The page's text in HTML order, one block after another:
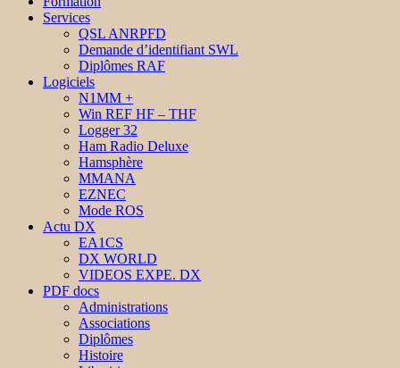
Services
QSL ANRPFD
Demande d’identifiant SWL
Diplômes RAF
Logiciels
N1MM +
Win REF HF – THF
Logger 32
Ham Radio Deluxe
Hamsphère
MMANA
EZNEC
Mode ROS
Actu DX
EA1CS
DX WORLD
VIDEOS EXPE. DX
PDF docs
Administrations
Associations
Diplômes
Histoire